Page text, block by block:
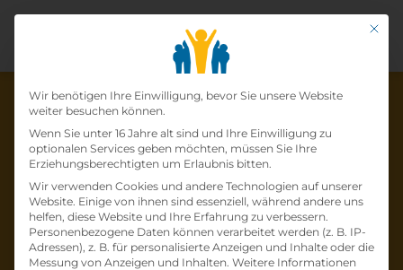
Die Lehrstelle wurde schon
besetzt!
Die LehrstelleLehre zum:zur
Einzelhandelskaufmann:Einzelhandelskauffr
Mit
Datenschutz-
Wir benötigen Ihre Einwilligung, bevor Sie unsere Website
weiter besuchen können.
Wenn Sie unter 16 Jahre alt sind und Ihre Einwilligung zu
optionalen Services geben möchten, müssen Sie Ihre
Erziehungsberechtigten um Erlaubnis bitten.
Wir verwenden Cookies und andere Technologien auf unserer
Website. Einige von ihnen sind essenziell, während andere uns
helfen, diese Website und Ihre Erfahrung zu verbessern.
Personenbezogene Daten können verarbeitet werden (z. B. IP-
Adressen), z. B. für personalisierte Anzeigen und Inhalte oder die
Messung von Anzeigen und Inhalten. Weitere Informationen